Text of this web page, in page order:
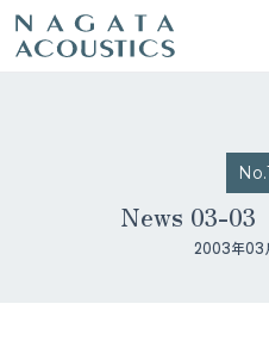
News 03-03
2003年03